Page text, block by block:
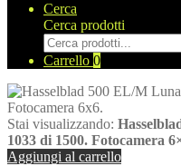
Cerca
Cerca prodotti
Carrello 0
Stai visualizzando:
1033 di 1500. Fotocamera
Aggiungi al carrello